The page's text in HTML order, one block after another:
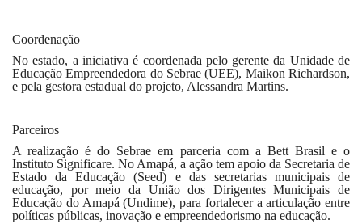
Coordenação
No estado, a iniciativa é coordenada pelo gerente da Unidade de
Educação Empreendedora do Sebrae (UEE), Maikon Richardson,
e pela gestora estadual do projeto, Alessandra Martins.
Parceiros
A realização é do Sebrae em parceria com a Bett Brasil e o
Instituto Significare. No Amapá, a ação tem apoio da Secretaria de
Estado da Educação (Seed) e das secretarias municipais de
educação, por meio da União dos Dirigentes Municipais de
Educação do Amapá (Undime), para fortalecer a articulação entre
políticas públicas, inovação e empreendedorismo na educação.